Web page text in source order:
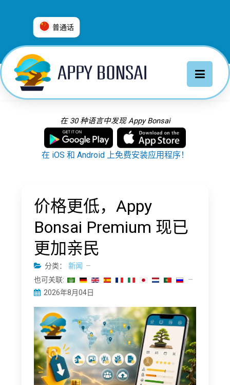
普通话
العربية
Deutsch
Français
Italiano
日本語
Русский
在 30 种语言中发现 Appy Bonsai
在 iOS 和 Android 上免费安装应用程序！
价格更低，Appy
Bonsai Premium 现已
更加亲民
分类：
新闻
也可关联:
2026年8月04日